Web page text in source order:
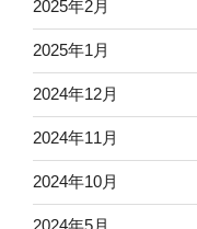
2025年2月
2025年1月
2024年12月
2024年11月
2024年10月